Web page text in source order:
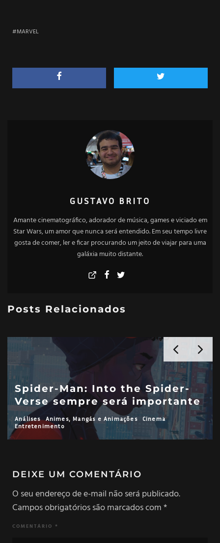
MARVEL
GUSTAVO BRITO
Amante cinematográfico, adorador de música, games e viciado em
Star Wars, um amor que nunca será entendido. Em seu tempo livre
gosta de comer, ler e ficar procurando um jeito de viajar para uma
galáxia muito distante.
Posts Relacionados
Spider-Man: Into the Spider-
Verse sempre será importante
Análises Animes, Mangás e Animações
Cinema
Entretenimento
DEIXE UM COMENTÁRIO
O seu endereço de e-mail não será publicado.
Campos obrigatórios são marcados com*
COMENTÁRIO *